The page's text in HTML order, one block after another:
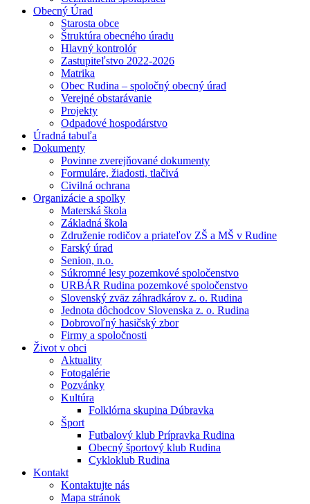
Obecný Úrad
Starosta obce
Štruktúra obecného úradu
Hlavný kontrolór
Zastupiteľstvo 2022-2026
Matrika
Obec Rudina – spoločný obecný úrad
Verejné obstarávanie
Projekty
Odpadové hospodárstvo
Úradná tabuľa
Dokumenty
Povinne zverejňované dokumenty
Formuláre, žiadosti, tlačivá
Civilná ochrana
Organizácie a spolky
Materská škola
Základná škola
Združenie rodičov a priateľov ZŠ a MŠ v Rudine
Farský úrad
Senion, n.o.
Súkromné lesy pozemkové spoločenstvo
URBÁR Rudina pozemkové spoločenstvo
Slovenský zväz záhradkárov z. o. Rudina
Jednota dôchodcov Slovenska z. o. Rudina
Dobrovoľný hasičský zbor
Firmy a spoločnosti
Život v obci
Aktuality
Fotogalérie
Pozvánky
Kultúra
Folklórna skupina Dúbravka
Šport
Futbalový klub Prípravka Rudina
Obecný športový klub Rudina
Cykloklub Rudina
Kontakt
Kontaktujte nás
Mapa stránok